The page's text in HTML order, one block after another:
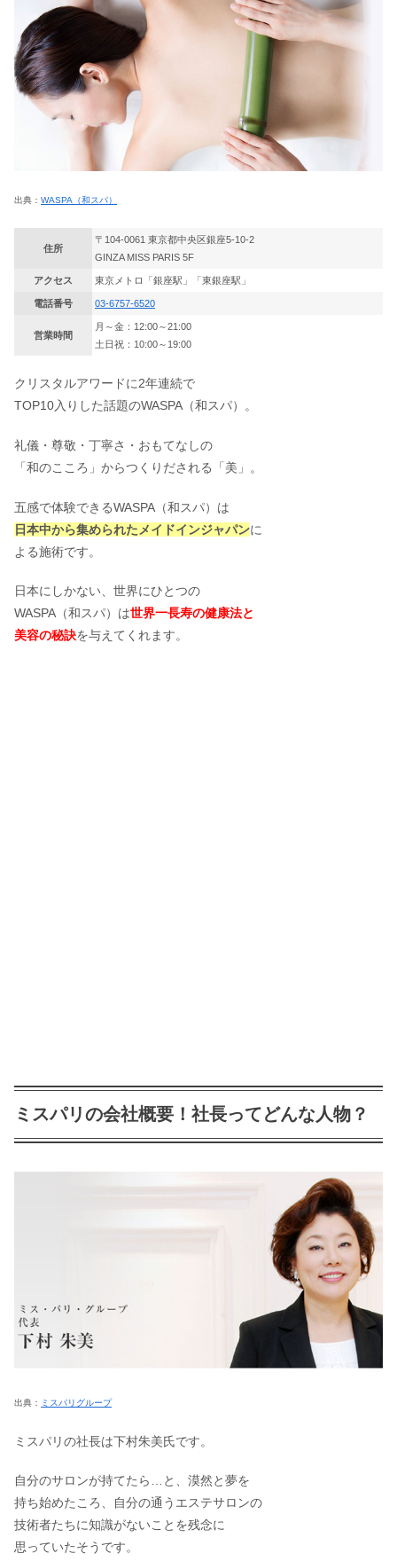
出典： WASPA（和スパ）
住所
〒104-0061 東京都中央区銀座5-10-2
GINZA MISS PARIS 5F
アクセス 東京メトロ「銀座駅」「東銀座駅」
電話番号 03-6757-6520
営業時間
月～金：12:00～21:00
土日祝：10:00～19:00
クリスタルアワードに2年連続で
TOP10入りした話題のWASPA（和スパ）。
礼儀・尊敬・丁寧さ・おもてなしの
「和のこころ」からつくりだされる「美」。
五感で体験できるWASPA（和スパ）は
日本中から集められたメイドインジャパンに
よる施術です。
日本にしかない、世界にひとつの
WASPA（和スパ）は世界一長寿の健康法と
美容の秘訣を与えてくれます。
ミスパリの会社概要！社長ってどんな人物？
出典： ミスパリグループ
ミスパリの社長は下村朱美氏です。
自分のサロンが持てたら…と、漠然と夢を
持ち始めたころ、自分の通うエステサロンの
技術者たちに知識がないことを残念に
思っていたそうです。